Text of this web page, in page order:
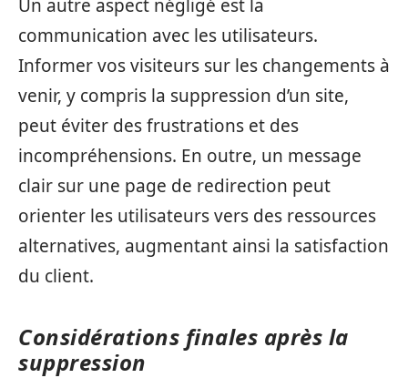
Un autre aspect négligé est la
communication avec les utilisateurs.
Informer vos visiteurs sur les changements à
venir, y compris la suppression d’un site,
peut éviter des frustrations et des
incompréhensions. En outre, un message
clair sur une page de redirection peut
orienter les utilisateurs vers des ressources
alternatives, augmentant ainsi la satisfaction
du client.
Considérations finales après la
suppression